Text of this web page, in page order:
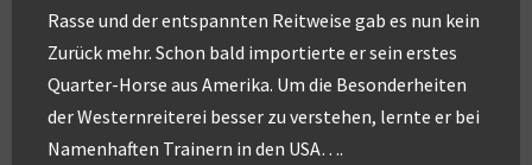
Rasse und der entspannten Reitweise gab es nun kein
Zurück mehr. Schon bald importierte er sein erstes
Quarter-Horse aus Amerika. Um die Besonderheiten
der Westernreiterei besser zu verstehen, lernte er bei
Namenhaften Trainern in den USA….